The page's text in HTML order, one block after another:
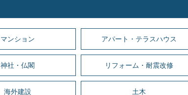
マンション アパート・テラスハウス
神社・仏閣 リフォーム・耐震改修
海外建設 土木